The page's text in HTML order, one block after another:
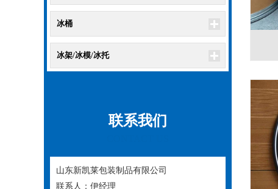
冰桶
冰架/冰模/冰托
联系我们
山东新凯莱包装制品有限公司
联系人：伊经理